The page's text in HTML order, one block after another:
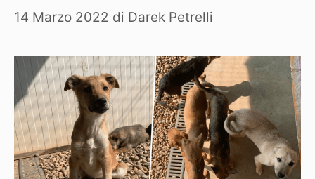
14 Marzo 2022 di Darek Petrelli